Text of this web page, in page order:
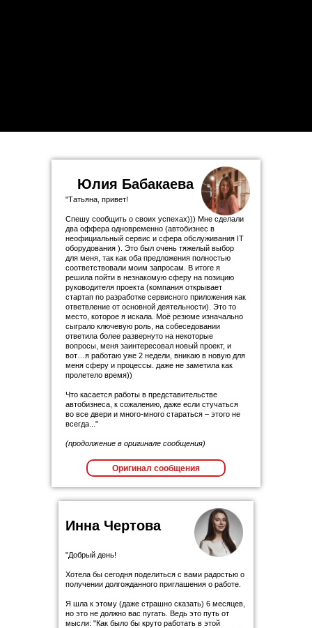
"Татьяна, привет!
Спешу сообщить о своих успехах))) Мне сделали
два оффера одновременно (автобизнес в
неофициальный сервис и сфера обслуживания IT
оборудования ). Это был очень тяжелый выбор
для меня, так как оба предложения полностью
соответствовали моим запросам. В итоге я
решила пойти в незнакомую сферу на позицию
руководителя проекта (компания открывает
стартап по разработке сервисного приложения как
ответвление от основной деятельности). Это то
место, которое я искала. Моё резюме изначально
сыграло ключевую роль, на собеседовании
ответила более развернуто на некоторые
вопросы, меня заинтересовал новый проект, и
вот…я работаю уже 2 недели, вникаю в новую для
меня сферу и процессы. даже не заметила как
пролетело время))
Что касается работы в представительстве
автобизнеса, к сожалению, даже если стучаться
во все двери и много-много стараться – этого не
всегда..."
(продолжение в оригинале сообщения)
Юлия Бабакаева
Оригинал сообщения
"Добрый день!
Хотела бы сегодня поделиться с вами радостью о
получении долгожданного приглашения о работе.
Я шла к этому (даже страшно сказать) 6 месяцев,
но это не должно вас пугать. Ведь это путь от
мысли: "Как было бы круто работать в этой
Инна Чертова